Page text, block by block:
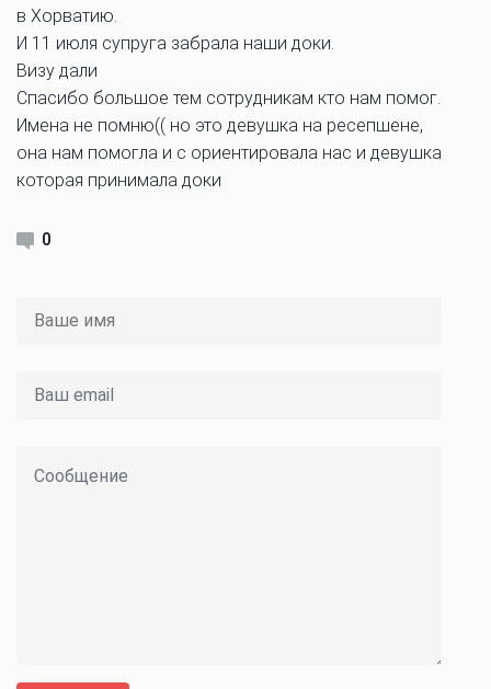
в Хорватию.
И 11 июля супруга забрала наши доки.
Визу дали
Спасибо большое тем сотрудникам кто нам помог.
Имена не помню(( но это девушка на ресепшене,
она нам помогла и с ориентировала нас и девушка
которая принимала доки
0